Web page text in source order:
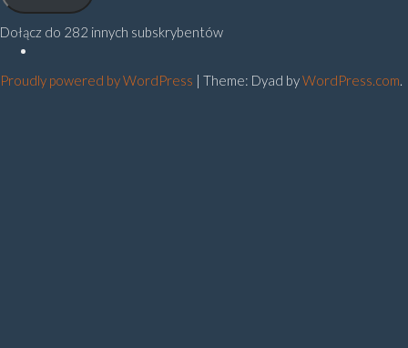
Dołącz do 282 innych subskrybentów
Proudly powered by WordPress | Theme: Dyad byWordPress.com